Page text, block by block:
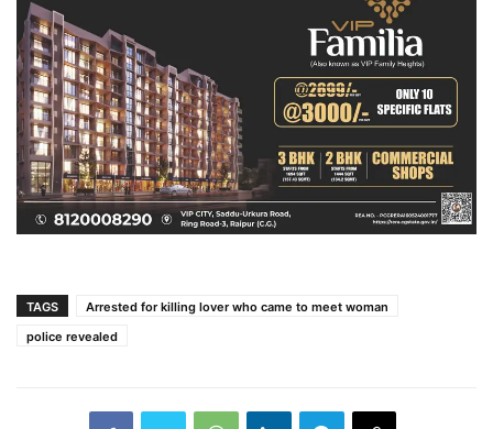
TAGS
Arrested for killing lover who came to meet woman
police revealed